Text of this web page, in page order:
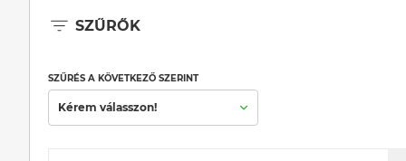
SZŰRŐK
SZŰRÉS A KÖVETKEZŐ SZERINT
Kérem válasszon!